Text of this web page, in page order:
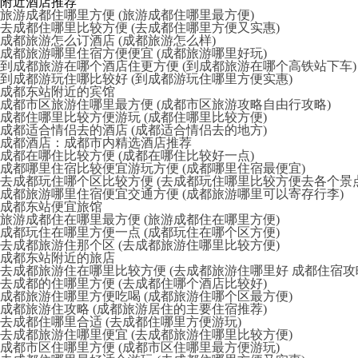
旅游成都住哪里方便 (旅游成都住哪里最方便)
去成都住哪里比较方便 (去成都住哪里方便又实惠)
成都旅游怎么订酒店 (成都旅游怎么样)
成都旅游哪里住宿方便便宜 (成都旅游哪里好玩)
到成都旅游在哪个酒店住更方便 (到成都旅游在哪个高铁站下车)
到成都游玩住哪比较好 (到成都游玩住哪里方便实惠)
成都东站附近的宾馆
成都市区旅游住哪里最方便 (成都市区旅游攻略自由行攻略)
成都住哪里比较方便游玩 (成都住哪里比较方便)
成都适合情侣去的酒店 (成都适合情侣去的地方)
成都酒店：成都市内精选酒店推荐
成都在哪住比较方便 (成都在哪住比较好一点)
成都哪里住宿比较便宜游玩方便 (成都哪里住宿最便宜)
去成都玩住哪个区比较方便 (去成都玩住哪里比较方便去各个景
成都旅游哪里住宿便宜交通方便 (成都旅游哪里可以寄存行李)
成都东站便宜旅馆
旅游成都住在哪里最方便 (旅游成都住在哪里方便)
成都玩住在哪里方便一点 (成都玩住在哪个区方便)
去成都旅游住那个区 (去成都旅游住哪里比较方便)
成都东站附近的旅店
去成都旅游住在哪里比较方便 (去成都旅游住哪里好 成都住宿攻
去成都的住哪里方便 (去成都住哪个酒店比较好)
成都旅游住哪里方便吃喝 (成都旅游住哪个区最方便)
成都旅游住攻略 (成都旅游居住的主要住宿推荐)
去成都住哪里合适 (去成都住哪里方便游玩)
去成都旅游住哪里便宜 (去成都旅游住哪里比较方便)
成都市区住哪里方便 (成都市区住哪里最方便游玩)